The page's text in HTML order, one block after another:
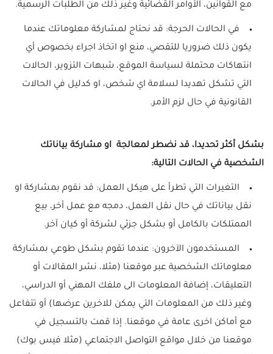
مع القوانين، الأوامر القضائية وغير ذلك من الطلبات الرسمية.
في الحالات الحرجة: قد نحتاج لمشاركة معلوماتك عندما
يكون ذلك ضروريا للتقصي، منع او اتخاذ اجراء بخصوص أي
انتهاكات محتملة لسياسة الموقع، شبهات التزوير، الحالات
التي تشكل تهديدا لسلامة اي شخص، او كدليل في الحالات
القانونية في حال لزم الأمر.
بشكل أكثر تحديدا، قد نضطر لمعالجة او مشاركة بياناتك
الشخصية في الحالات التالية:
التغيرات التي تطرأ على هيكل العمل: قد نقوم بمشاركة او
نقل بياناتك في حال نقل العمل، دمجه مع عمل أخر، بيع
الممتلكات بالكامل أو بشكل جزئي لشركة أو كيان آخر.
المستخدمون الآخرون: عندما تقوم بشكل طوعي بمشاركة
معلوماتك الشخصية عبر موقعنا (مثلا، نشر المقالات أو
التعليقات، إضافة المعلومات الى ملفك المهني أو الدراسي،
وغير ذلك من المعلومات التي يمكن للاخرين عرضها) أو تتفاعل
مع أماكن اخرى عامة في موقعنا. إذا قمت بالتسجيل في
موقعنا من خلال مواقع التواصل الاجتماعي (مثلا فيس بوك)